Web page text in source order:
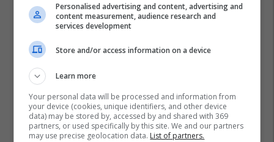
Inter Serie A Transferimet
Oumar Solet
Personalised advertising and content, advertising and
content measurement, audience research and
services development
Store and/or access information on a device
Learn more
Your personal data will be processed and information from
your device (cookies, unique identifiers, and other device
data) may be stored by, accessed by and shared with 369
partners, or used specifically by this site. We and our partners
may use precise geolocation data. List of partners.